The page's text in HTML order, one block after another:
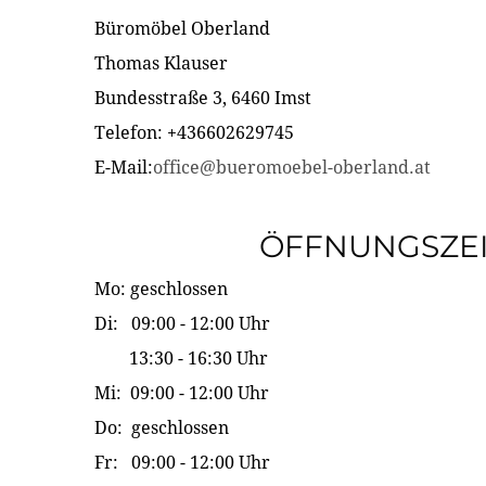
Büromöbel Oberland
Thomas Klauser
Bundesstraße 3, 6460 Imst
Telefon: +436602629745
E-Mail:office@bueromoebel-oberland.at
Mo: geschlossen
Di: 09:00 - 12:00 Uhr
13:30 - 16:30 Uhr
Mi: 09:00 - 12:00 Uhr
Do: geschlossen
Fr: 09:00 - 12:00 Uhr